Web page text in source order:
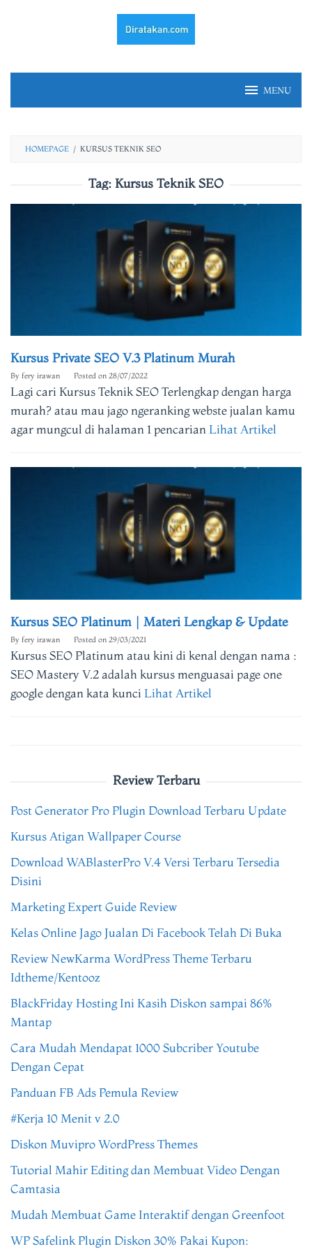
MENU
HOMEPAGE / KURSUS TEKNIK SEO
Tag: Kursus Teknik SEO
Kursus Private SEO V.3 Platinum Murah
By fery irawan Posted on 28/07/2022
Lagi cari Kursus Teknik SEO Terlengkap dengan harga
murah? atau mau jago ngeranking webste jualan kamu
agar mungcul di halaman 1 pencarianLihat Artikel
Kursus SEO Platinum | Materi Lengkap & Update
By fery irawan Posted on 29/03/2021
Kursus SEO Platinum atau kini di kenal dengan nama :
SEO Mastery V.2 adalah kursus menguasai page one
google dengan kata kunci Lihat Artikel
Review Terbaru
Post Generator Pro Plugin Download Terbaru Update
Kursus Atigan Wallpaper Course
Download WABlasterPro V.4 Versi Terbaru Tersedia
Disini
Marketing Expert Guide Review
Kelas Online Jago Jualan Di Facebook Telah Di Buka
Review NewKarma WordPress Theme Terbaru
Idtheme/Kentooz
BlackFriday Hosting Ini Kasih Diskon sampai 86%
Mantap
Cara Mudah Mendapat 1000 Subcriber Youtube
Dengan Cepat
Panduan FB Ads Pemula Review
#Kerja 10 Menit v 2.0
Diskon Muvipro WordPress Themes
Tutorial Mahir Editing dan Membuat Video Dengan
Camtasia
Mudah Membuat Game Interaktif dengan Greenfoot
WP Safelink Plugin Diskon 30% Pakai Kupon: